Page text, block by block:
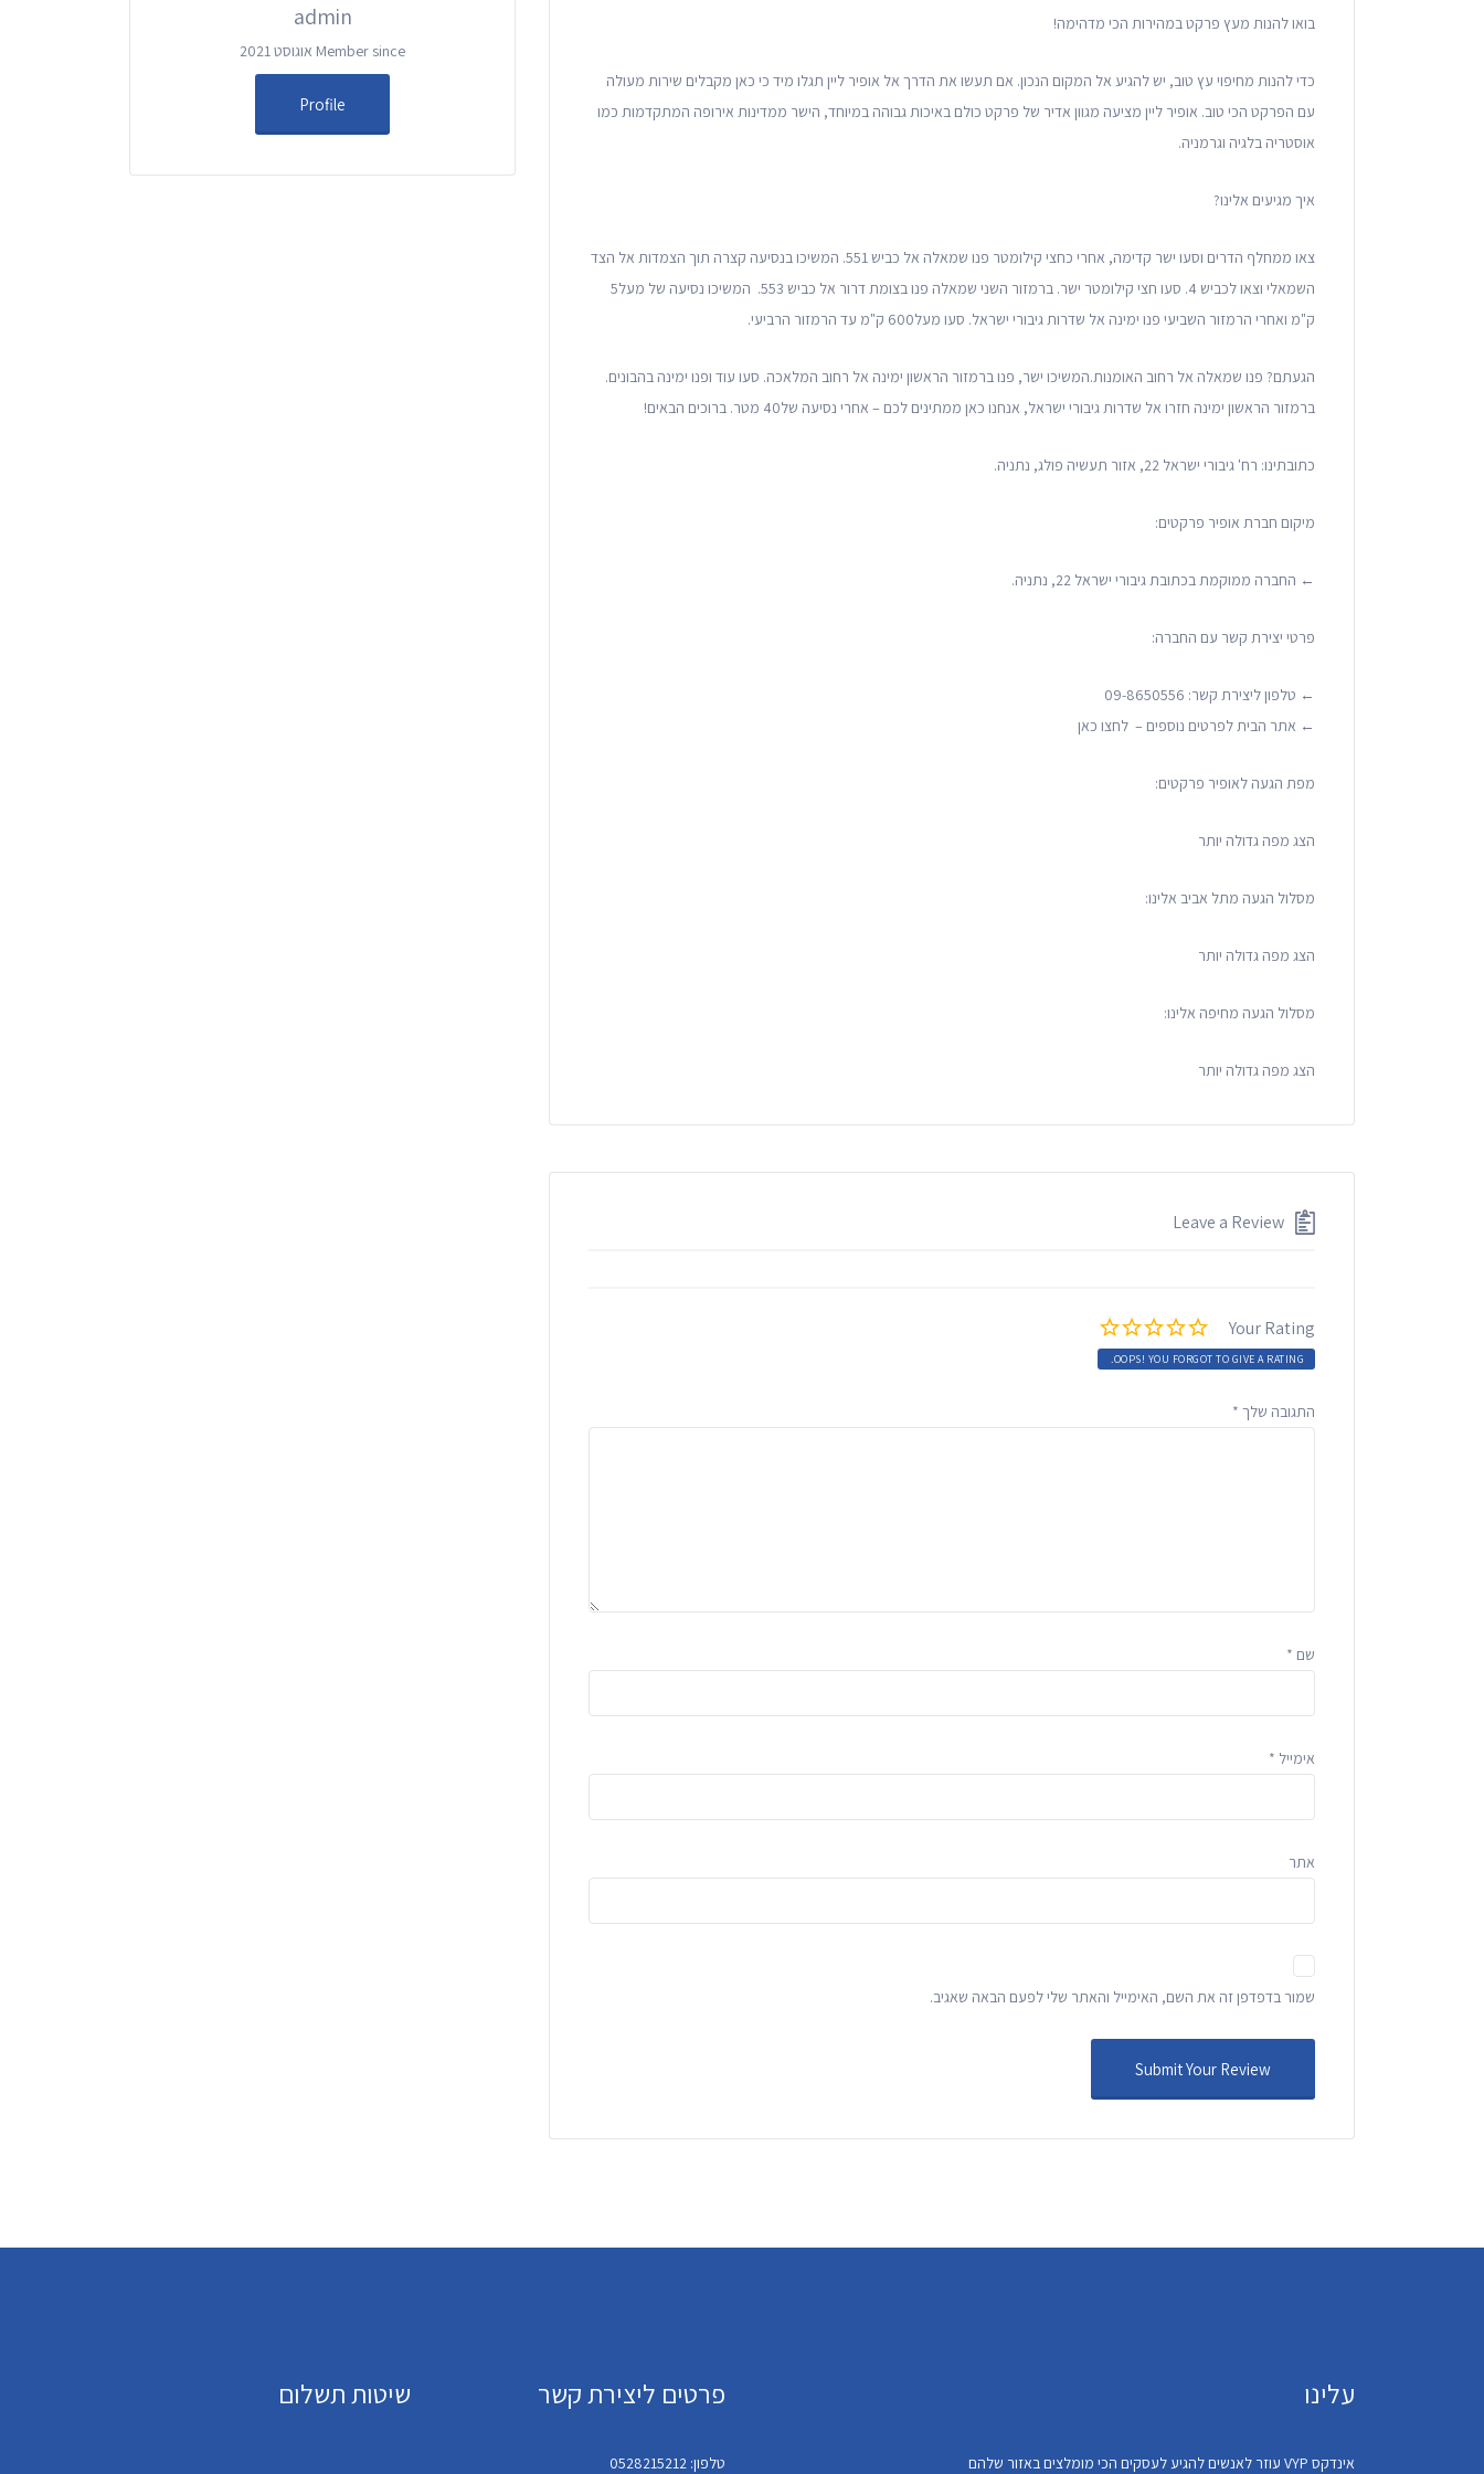
בואו להנות מעץ פרקט במהירות הכי מדהימה!
כדי להנות מחיפוי עץ טוב, יש להגיע אל המקום הנכון. אם תעשו את הדרך אל אופיר ליין תגלו מיד כי כאן מקבלים שירות מעולה
עם הפרקט הכי טוב. אופיר ליין מציעה מגוון אדיר של פרקט כולם באיכות גבוהה במיוחד, הישר ממדינות אירופה המתקדמות כמו
אוסטריה בלגיה וגרמניה.
איך מגיעים אלינו?
צאו ממחלף הדרים וסעו ישר קדימה, אחרי כחצי קילומטר פנו שמאלה אל כביש 551. המשיכו בנסיעה קצרה תוך הצמדות אל הצד
השמאלי וצאו לכביש 4. סעו חצי קילומטר ישר. ברמזור השני שמאלה פנו בצומת דרור אל כביש 553. המשיכו נסיעה של מעל5
ק"מ ואחרי הרמזור השביעי פנו ימינה אל שדרות גיבורי ישראל. סעו מעל600 ק"מ עד הרמזור הרביעי.
הגעתם? פנו שמאלה אל רחוב האומנות.המשיכו ישר, פנו ברמזור הראשון ימינה אל רחוב המלאכה. סעו עוד ופנו ימינה בהבונים.
ברמזור הראשון ימינה חזרו אל שדרות גיבורי ישראל, אנחנו כאן ממתינים לכם – אחרי נסיעה של40 מטר. ברוכים הבאים!
כתובתינו: רח' גיבורי ישראל 22, אזור תעשיה פולג, נתניה.
מיקום חברת אופיר פרקטים:
← החברה ממוקמת בכתובת גיבורי ישראל 22, נתניה.
פרטי יצירת קשר עם החברה:
← טלפון ליצירת קשר: 09-8650556
← אתר הבית לפרטים נוספים – לחצו כאן
מפת הגעה לאופיר פרקטים:
הצג מפה גדולה יותר
מסלול הגעה מתל אביב אלינו:
הצג מפה גדולה יותר
מסלול הגעה מחיפה אלינו:
הצג מפה גדולה יותר
Leave a Review
Your Rating
OOPS! YOU FORGOT TO GIVE A RATING.
התגובה שלך *
שם *
אימייל *
אתר
שמור בדפדפן זה את השם, האימייל והאתר שלי לפעם הבאה שאגיב.
admin
Member since אוגוסט 2021
Profile
עלינו
אינדקס VYP עוזר לאנשים להגיע לעסקים הכי מומלצים באזור שלהם
פרטים ליצירת קשר
טלפון: 0528215212
שיטות תשלום